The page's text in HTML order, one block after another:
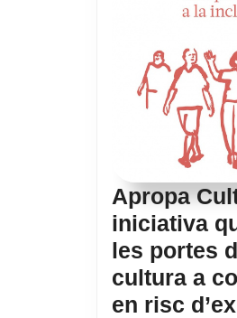
Apropa
iniciativa
les portes
cultura a
en risc